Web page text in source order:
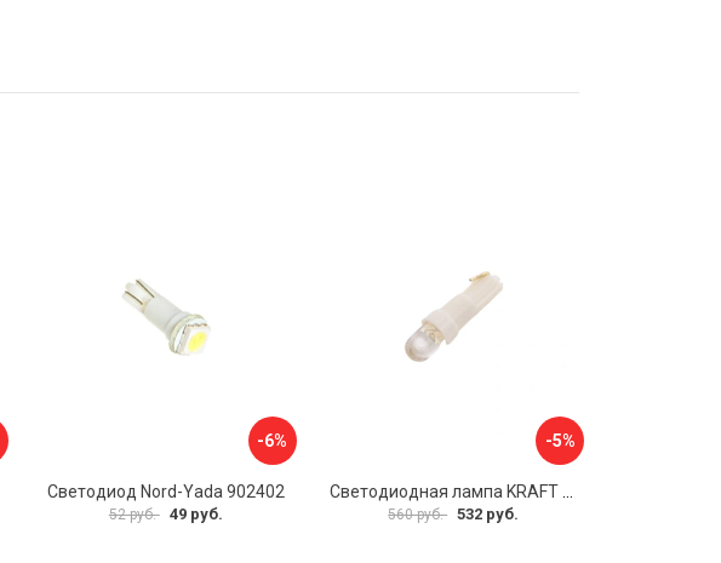
-6%
Светодиод Nord-Yada 902402
52 руб. 49 руб.
-5%
560 руб. 532 руб.